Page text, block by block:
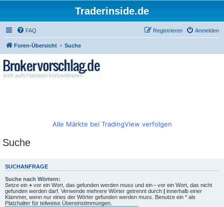
Traderinside.de
FAQ Anmelden
Registrieren
Foren-Übersicht Suche
Alle Märkte bei TradingView verfolgen
Suche
SUCHANFRAGE
Suche nach Wörtern:
Setze ein + vor ein Wort, das gefunden werden muss und ein - vor ein Wort, das nicht
gefunden werden darf. Verwende mehrere Wörter getrennt durch | innerhalb einer
Klammer, wenn nur eines der Wörter gefunden werden muss. Benutze ein * als
Platzhalter für teilweise Übereinstimmungen.